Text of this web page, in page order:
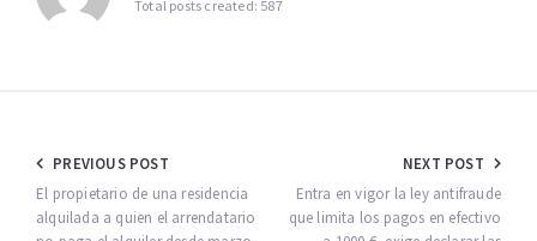
Total posts created: 587
Navegación
de
PREVIOUS POST
El propietario de una residencia
alquilada a quien el arrendatario
NEXT POST
Entra en vigor la ley antifraude
que limita los pagos en efectivo